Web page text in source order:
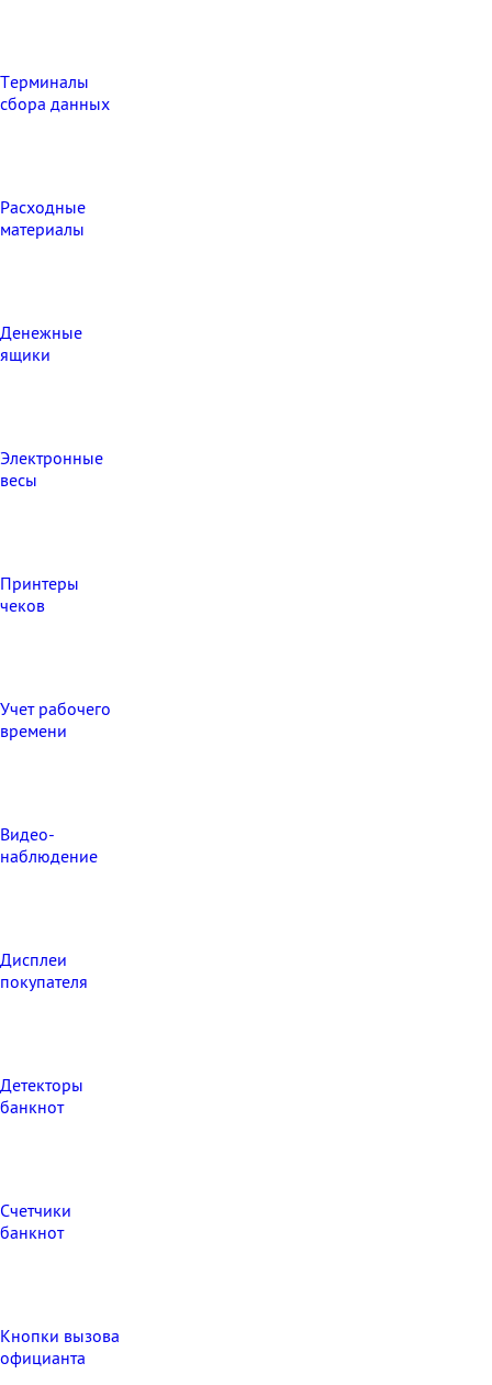
Терминалы
сбора данных
Расходные
материалы
Денежные
ящики
Электронные
весы
Принтеры
чеков
Учет рабочего
времени
Видео‑
наблюдение
Дисплеи
покупателя
Детекторы
банкнот
Счетчики
банкнот
Кнопки вызова
официанта